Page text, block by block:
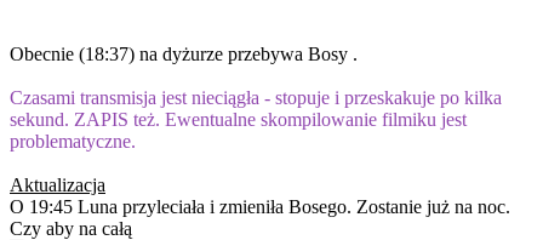
Obecnie (18:37) na dyżurze przebywa Bosy .
Czasami transmisja jest nieciągła - stopuje i przeskakuje po kilka
sekund. ZAPIS też. Ewentualne skompilowanie filmiku jest
problematyczne.
Aktualizacja
O 19:45 Luna przyleciała i zmieniła Bosego. Zostanie już na noc.
Czy aby na całą